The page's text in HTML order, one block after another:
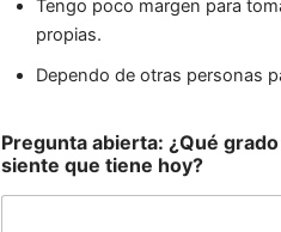
Tengo poco margen para
propias.
Dependo de otras personas
Pregunta abierta: ¿Qué
siente que tiene hoy?